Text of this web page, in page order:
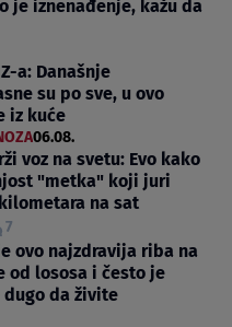
je iznenađenje, kažu da
a: Današnje
su po sve, u ovo
iz kuće
06.08.
voz na svetu: Evo kako
"metka" koji juri
na sat
7
ovo najzdravija riba na
od lososa i često je
da živite